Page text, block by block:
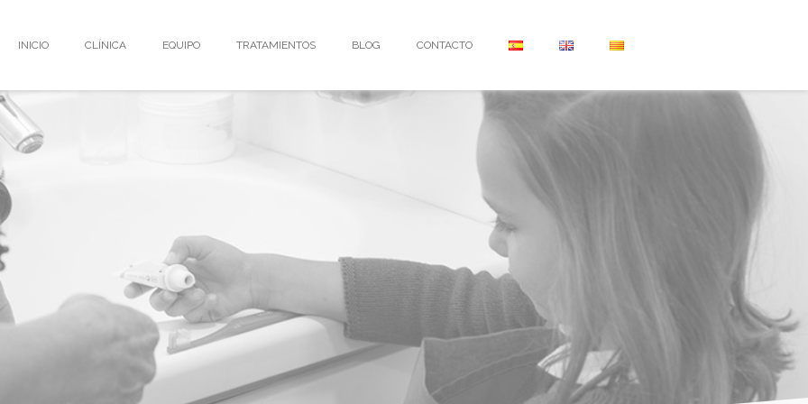
INICIO CLÍNICA EQUIPO TRATAMIENTOS BLOG CONTACTO